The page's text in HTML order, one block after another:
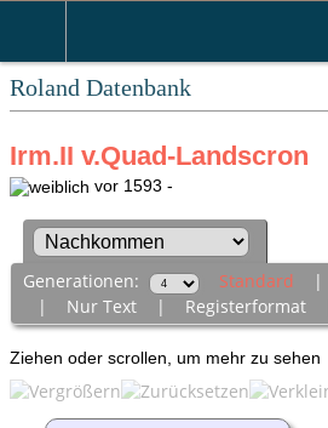
Roland Datenbank
Irm.II v.Quad-Landscron
vor 1593 -
Generationen: Standard
| Nur Text| Registerformat
Ziehen oder scrollen, um mehr zu sehen